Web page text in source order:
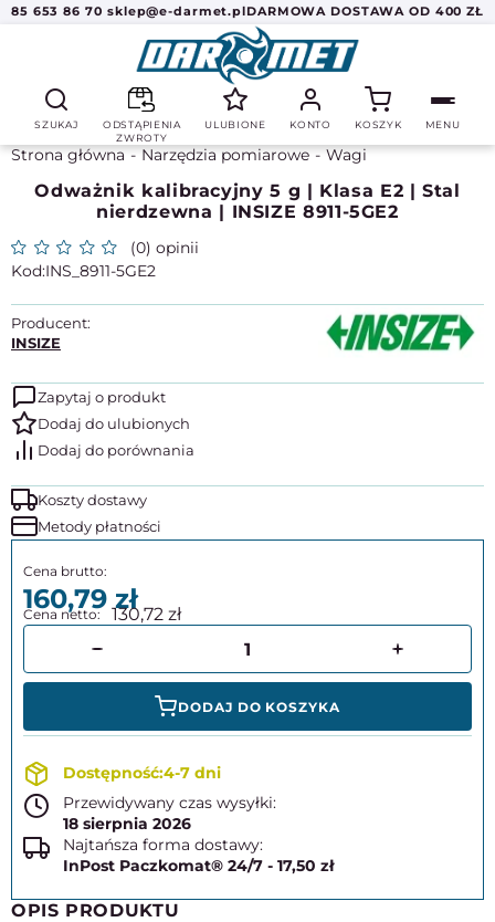
85 653 86 70 sklep@e-darmet.plDARMOWA DOSTAWA OD 400 ZŁ
SZUKAJ
ODSTĄPIENIA
ZWROTY
ULUBIONE KONTO KOSZYK MENU
Strona główna Narzędzia pomiarowe Wagi
Odważnik kalibracyjny 5 g | Klasa E2 | Stal
nierdzewna | INSIZE 8911-5GE2
(0) opinii
INS_8911-5GE2
Producent:
INSIZE
Zapytaj o produkt
Koszty dostawy
Metody płatności
160,79 130,72
DODAJ DO KOSZYKA
4-7 dni
Przewidywany czas wysyłki:
18 sierpnia 2026
Najtańsza forma dostawy:
InPost Paczkomat® 24/7 - 17,50 zł
OPIS PRODUKTU